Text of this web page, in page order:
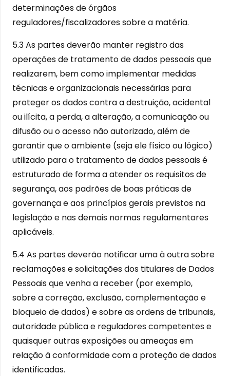
determinações de órgãos
reguladores/fiscalizadores sobre a matéria.
5.3 As partes deverão manter registro das
operações de tratamento de dados pessoais que
realizarem, bem como implementar medidas
técnicas e organizacionais necessárias para
proteger os dados contra a destruição, acidental
ou ilícita, a perda, a alteração, a comunicação ou
difusão ou o acesso não autorizado, além de
garantir que o ambiente (seja ele físico ou lógico)
utilizado para o tratamento de dados pessoais é
estruturado de forma a atender os requisitos de
segurança, aos padrões de boas práticas de
governança e aos princípios gerais previstos na
legislação e nas demais normas regulamentares
aplicáveis.
5.4 As partes deverão notificar uma à outra sobre
reclamações e solicitações dos titulares de Dados
Pessoais que venha a receber (por exemplo,
sobre a correção, exclusão, complementação e
bloqueio de dados) e sobre as ordens de tribunais,
autoridade pública e reguladores competentes e
quaisquer outras exposições ou ameaças em
relação à conformidade com a proteção de dados
identificadas.